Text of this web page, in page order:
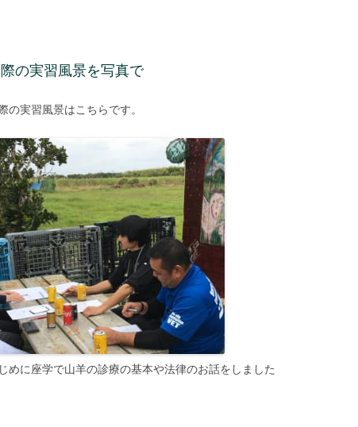
の実習風景を写真で
の実習風景はこちらです。
めに座学で山羊の診療の基本や法律のお話をしました